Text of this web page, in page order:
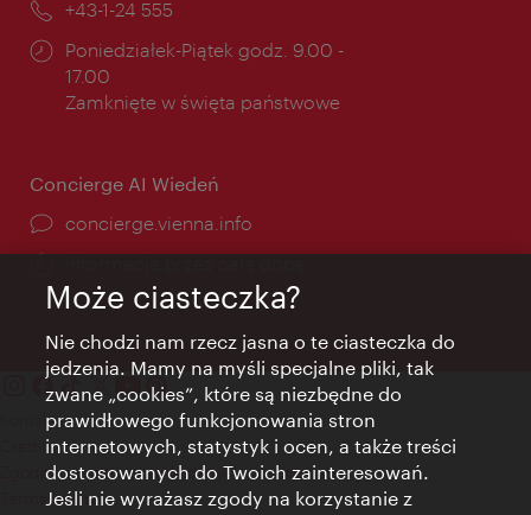
Telefon:
+43-1-24 555
Godziny
otwarcia:
Poniedziałek-Piątek godz. 9.00 -
17.00
Zamknięte w święta państwowe
Concierge AI Wiedeń
concierge.vienna.info
Kontakt
Credits
Zgoda na przetwarzanie danych osobowych
Terms of Use
Może ciasteczka?
Nie chodzi nam rzecz jasna o te ciasteczka do
jedzenia. Mamy na myśli specjalne pliki, tak
zwane „cookies”, które są niezbędne do
prawidłowego funkcjonowania stron
internetowych, statystyk i ocen, a także treści
dostosowanych do Twoich zainteresowań.
Jeśli nie wyrażasz zgody na korzystanie z